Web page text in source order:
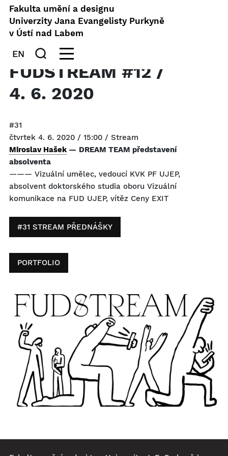
Fakulta umění a designu
Univerzity Jana Evangelisty Purkyně
v Ústí nad Labem
EN
FUDSTREAM #12 /
4. 6. 2020
#31
čtvrtek 4. 6. 2020 / 15:00 / Stream
Miroslav Hašek — DREAM TEAM představení
absolventa
——— Vizuální umělec, vedoucí KVK PF UJEP,
absolvent doktorského studia oboru Vizuální
komunikace na FUD UJEP, vítěz Ceny EXIT
#31 STREAM PŘEDNÁŠKY
PORTFOLIO